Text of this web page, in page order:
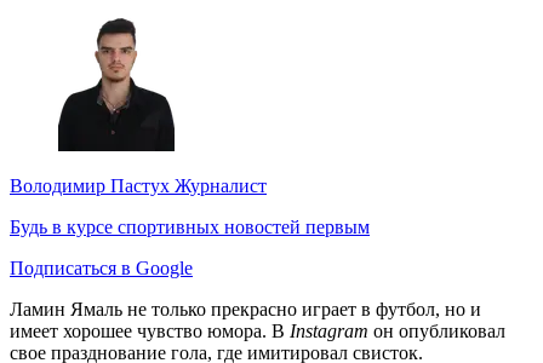
Володимир Пастух Журналист
Будь в курсе спортивных новостей первым
Подписаться в Google
Ламин Ямаль не только прекрасно играет в футбол, но и
имеет хорошее чувство юмора. В Instagram он опубликовал
свое празднование гола, где имитировал свисток.